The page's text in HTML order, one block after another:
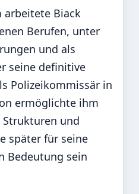
arbeitete Biack
Berufen, unter
und als
seine definitive
Polizeikommissär in
ermöglichte ihm
und
später für seine
Bedeutung sein